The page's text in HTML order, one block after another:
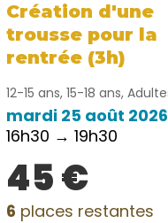
Création d'une
trousse pour la
rentrée (3h)
12-15 ans, 15-18 ans,
mardi 25 août 2026
16h30 → 19h30
45 €
6 places restantes